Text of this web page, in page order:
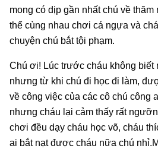
mong có dịp gần nhất chú về
thể cùng nhau chơi cá ngựa và
chuyện chú bắt tội phạm.
Chú ơi! Lúc trước cháu không biết
nhưng từ khi chú đi học đi làm,
về công việc của các cô chú công
nhưng cháu lại cảm thấy rất
chơi đều dạy cháu học võ, cháu
ai bắt nạt được cháu nữa chú